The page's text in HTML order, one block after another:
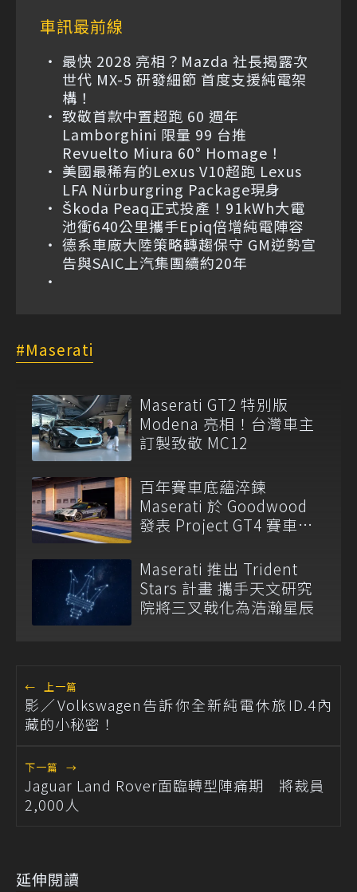
車訊最前線
最快 2028 亮相？Mazda 社長揭露次
世代 MX-5 研發細節 首度支援純電架
構！
致敬首款中置超跑 60 週年
Lamborghini 限量 99 台推
Revuelto Miura 60° Homage！
美國最稀有的Lexus V10超跑 Lexus
LFA Nürburgring Package現身
Škoda Peaq正式投產！91kWh大電
池衝640公里攜手Epiq倍增純電陣容
德系車廠大陸策略轉趨保守 GM逆勢宣
告與SAIC上汽集團續約20年
Maserati
Maserati GT2 特別版
Modena 亮相！台灣車主
訂製致敬 MC12
百年賽車底蘊淬鍊
Maserati 於 Goodwood
發表 Project GT4 賽車與
Maserati 推出 Trident
Stars 計畫 攜手天文研究
院將三叉戟化為浩瀚星辰
← 上一篇
影／Volkswagen告訴你全新純電休旅ID.4內
藏的小秘密！
下一篇 →
Jaguar Land Rover面臨轉型陣痛期 將裁員
2,000人
延伸閱讀